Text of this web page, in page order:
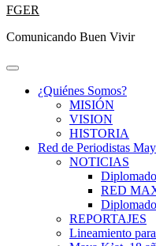
FGER
Comunicando Buen Vivir
¿Quiénes Somos?
MISIÓN
VISION
HISTORIA
Red de Periodistas
NOTICIAS
RED
REPORTAJES
Lineamiento